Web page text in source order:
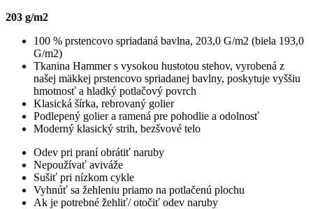
203 g/m2
100 % prstencovo spriadaná bavlna, 203,0 G/m2 (biela 193,0
G/m2)
Tkanina Hammer s vysokou hustotou stehov, vyrobená z
našej mäkkej prstencovo spriadanej bavlny, poskytuje vyššiu
hmotnosť a hladký potlačový povrch
Klasická šírka, rebrovaný golier
Podlepený golier a ramená pre pohodlie a odolnosť
Moderný klasický strih, bezšvové telo
Odev pri praní obrátiť naruby
Nepoužívať aviváže
Sušiť pri nízkom cykle
Vyhnúť sa žehleniu priamo na potlačenú plochu
Ak je potrebné žehliť/ otočiť odev naruby